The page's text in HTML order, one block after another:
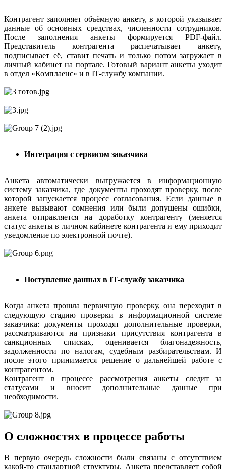
Контрагент заполняет объёмную анкету, в которой указывает
данные об основных средствах, численности сотрудников.
После заполнения анкеты формируется PDF-файл.
Представитель контрагента распечатывает анкету,
подписывает её, ставит печать и только потом загружает в
личный кабинет на портале. Готовый вариант анкеты уходит
в отдел «Комплаенс» и в IT-службу компании.
Интеграция с сервисом заказчика
Анкета автоматически выгружается в информационную
систему заказчика, где документы проходят проверку, после
которой запускается процесс согласования. Если данные в
анкете вызывают сомнения или были допущены ошибки,
анкета отправляется на доработку контрагенту (меняется
статус анкеты в личном кабинете контрагента и ему приходит
уведомление по электронной почте).
Поступление данных в IT-службу заказчика
Когда анкета прошла первичную проверку, она переходит в
следующую стадию проверки в информационной системе
заказчика: документы проходят дополнительные проверки,
рассматриваются на признаки присутствия контрагента в
санкционных списках, оценивается благонадежность,
задолженности по налогам, судебным разбирательствам. И
после этого принимается решение о дальнейшей работе с
контрагентом.
Контрагент в процессе рассмотрения анкеты следит за
статусами и вносит дополнительные данные при
необходимости.
О сложностях в процессе работы
В первую очередь сложности были связаны с отсутствием
какой-то стандартной структуры. Анкета представляет собой